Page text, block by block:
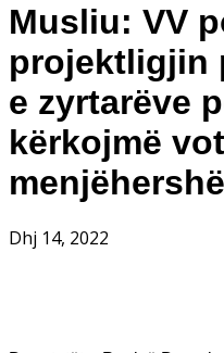
Musliu: VV
projektligjin
e zyrtarëve
kërkojmë
Dhj 14, 2022